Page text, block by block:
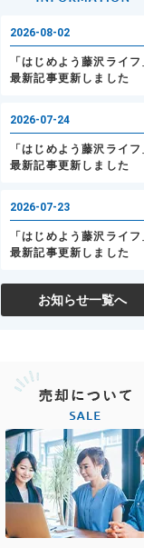
お知らせ一覧へ